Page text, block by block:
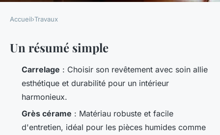
Inspirez-vous des tendances
de carrelage à Clermont-
Ferrand
Accueil›Travaux
Un résumé simple
Carrelage : Choisir son revêtement avec soin allie
esthétique et durabilité pour un intérieur
harmonieux.
Grès cérame : Matériau robuste et facile
d'entretien, idéal pour les pièces humides comme